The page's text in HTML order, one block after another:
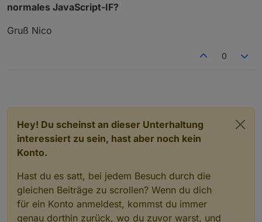
normales JavaScript-IF?
Gruß Nico
0
Hey! Du scheinst an dieser Unterhaltung
interessiert zu sein, hast aber noch kein
Konto.
Hast du es satt, bei jedem Besuch durch die
gleichen Beiträge zu scrollen? Wenn du dich
für ein Konto anmeldest, kommst du immer
genau dorthin zurück, wo du zuvor warst, und